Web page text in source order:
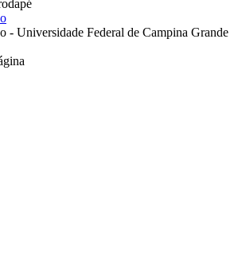
- Universidade Federal de Campina Grande